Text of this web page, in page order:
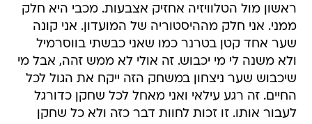
ראשון מול הטלוויזיה אחזיק אצבעות. מכבי היא חלק
ממני. אני חלק מההיסטוריה של המועדון. אני קונה
שער אחד קטן בטרנר כמו שאני כבשתי בווסרמיל
ולא משנה לי מי יכבוש. זה אולי לא ממש זהה, אבל מי
שיכבוש שער ניצחון במשחק הזה ייקח את הגול לכל
החיים. זה רגע עילאי ואני מאחל לכל שחקן כדורגל
לעבור אותו. זו זכות לחוות דבר כזה ולא כל שחקן